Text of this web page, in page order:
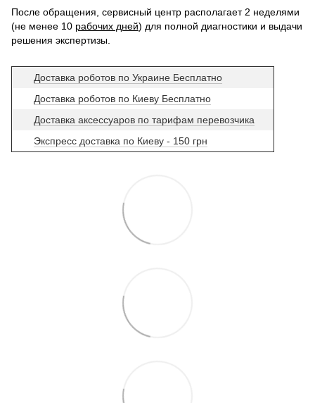
После обращения, сервисный центр располагает 2 неделями
(не менее 10 рабочих дней) для полной диагностики и выдачи
решения экспертизы.
Доставка роботов по Украине Бесплатно
Доставка роботов по Киеву Бесплатно
Доставка аксессуаров по тарифам перевозчика
Экспресс доставка по Киеву - 150 грн